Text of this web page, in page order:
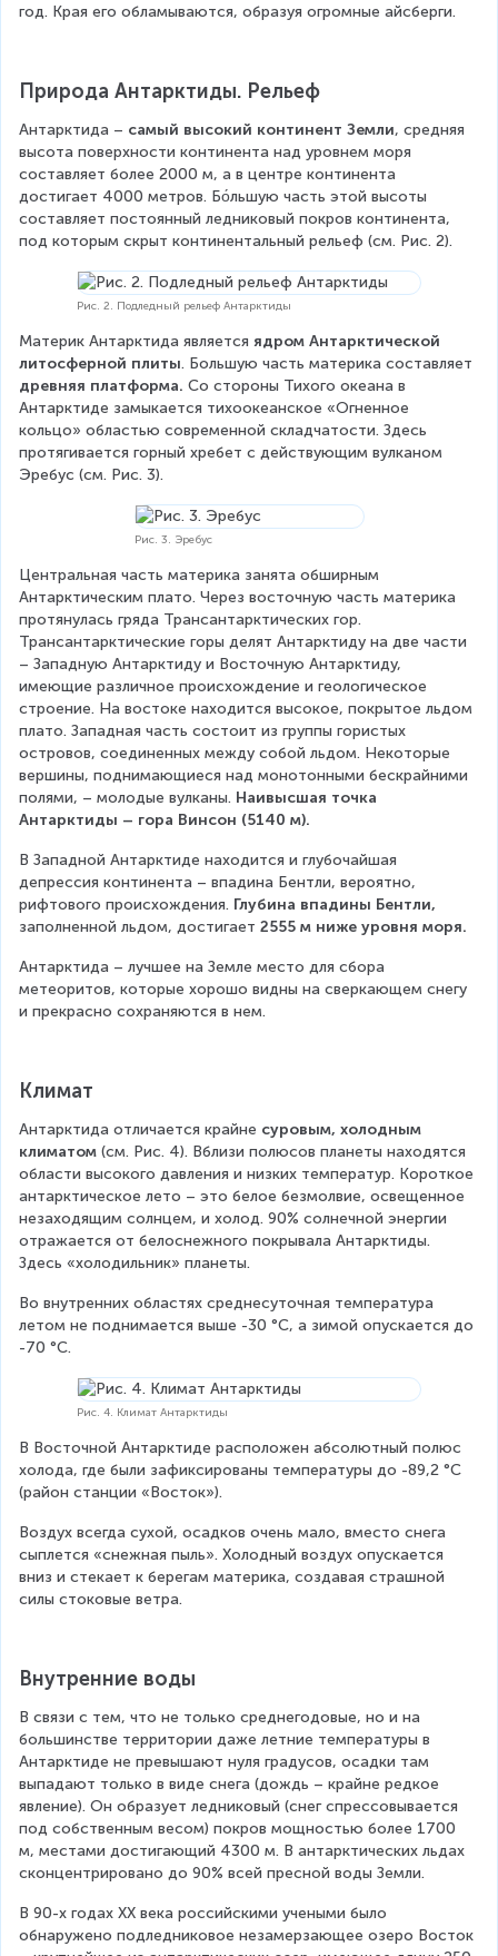
год. Края его обламываются, образуя огромные айсберги.
Природа Антарктиды. Рельеф
Антарктида – самый высокий континент Земли, средняя
высота поверхности континента над уровнем моря
составляет более 2000 м, а в центре континента
достигает 4000 метров. Бо́льшую часть этой высоты
составляет постоянный ледниковый покров континента,
под которым скрыт континентальный рельеф (см. Рис. 2).
Рис. 2. Подледный рельеф Антарктиды
Материк Антарктида является ядром Антарктической
литосферной плиты. Большую часть материка составляет
древняя платформа. Со стороны Тихого океана в
Антарктиде замыкается тихоокеанское «Огненное
кольцо» областью современной складчатости. Здесь
протягивается горный хребет с действующим вулканом
Эребус (см. Рис. 3).
Рис. 3. Эребус
Центральная часть материка занята обширным
Антарктическим плато. Через восточную часть материка
протянулась гряда Трансантарктических гор.
Трансантарктические горы делят Антарктиду на две части
– Западную Антарктиду и Восточную Антарктиду,
имеющие различное происхождение и геологическое
строение. На востоке находится высокое, покрытое льдом
плато. Западная часть состоит из группы гористых
островов, соединенных между собой льдом. Некоторые
вершины, поднимающиеся над монотонными бескрайними
полями, – молодые вулканы. Наивысшая точка
Антарктиды – гора Винсон (5140 м).
В Западной Антарктиде находится и глубочайшая
депрессия континента – впадина Бентли, вероятно,
рифтового происхождения. Глубина впадины Бентли,
заполненной льдом, достигает 2555 м ниже уровня моря.
Антарктида – лучшее на Земле место для сбора
метеоритов, которые хорошо видны на сверкающем снегу
и прекрасно сохраняются в нем.
Климат
Антарктида отличается крайне суровым, холодным
климатом (см. Рис. 4). Вблизи полюсов планеты находятся
области высокого давления и низких температур. Короткое
антарктическое лето – это белое безмолвие, освещенное
незаходящим солнцем, и холод. 90% солнечной энергии
отражается от белоснежного покрывала Антарктиды.
Здесь «холодильник» планеты.
Во внутренних областях среднесуточная температура
летом не поднимается выше -30 °С, а зимой опускается до
-70 °С.
Рис. 4. Климат Антарктиды
В Восточной Антарктиде расположен абсолютный полюс
холода, где были зафиксированы температуры до -89,2 °C
(район станции «Восток»).
Воздух всегда сухой, осадков очень мало, вместо снега
сыплется «снежная пыль». Холодный воздух опускается
вниз и стекает к берегам материка, создавая страшной
силы стоковые ветра.
Внутренние воды
В связи с тем, что не только среднегодовые, но и на
большинстве территории даже летние температуры в
Антарктиде не превышают нуля градусов, осадки там
выпадают только в виде снега (дождь – крайне редкое
явление). Он образует ледниковый (снег спрессовывается
под собственным весом) покров мощностью более 1700
м, местами достигающий 4300 м. В антарктических льдах
сконцентрировано до 90% всей пресной воды Земли.
В 90-х годах XX века российскими учеными было
обнаружено подледниковое незамерзающее озеро Восток